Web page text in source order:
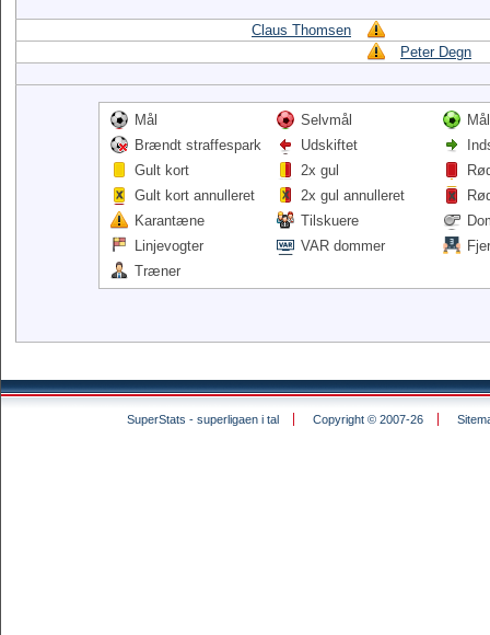
Claus Thomsen
Peter Degn
Mål Selvmål
Brændt straffespark
Udskiftet
Gult kort
2x gul
Gult kort annulleret
2x gul annulleret
Karantæne
Tilskuere
Linjevogter
VAR dommer
Træner
SuperStats - superligaen i tal Copyright © 2007-26